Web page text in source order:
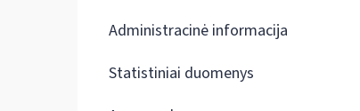
Administracinė informacija
Statistiniai duomenys